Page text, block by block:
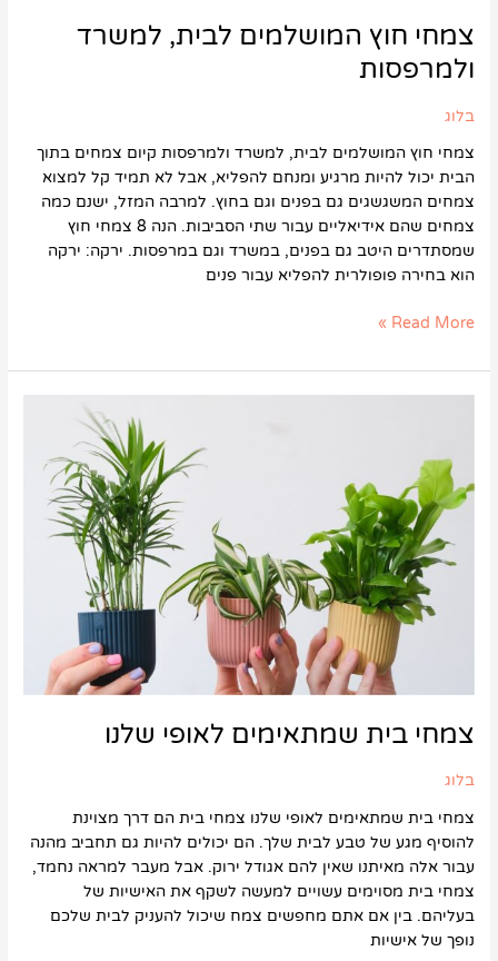
צמחי חוץ המושלמים לבית, למשרד
ולמרפסות
בלוג
צמחי חוץ המושלמים לבית, למשרד ולמרפסות קיום צמחים בתוך
הבית יכול להיות מרגיע ומנחם להפליא, אבל לא תמיד קל למצוא
צמחים המשגשגים גם בפנים וגם בחוץ. למרבה המזל, ישנם כמה
צמחים שהם אידיאליים עבור שתי הסביבות. הנה 8 צמחי חוץ
שמסתדרים היטב גם בפנים, במשרד וגם במרפסות. ירקה: ירקה
הוא בחירה פופולרית להפליא עבור פנים
Read More »
צמחי בית שמתאימים לאופי שלנו
בלוג
צמחי בית שמתאימים לאופי שלנו צמחי בית הם דרך מצוינת
להוסיף מגע של טבע לבית שלך. הם יכולים להיות גם תחביב מהנה
עבור אלה מאיתנו שאין להם אגודל ירוק. אבל מעבר למראה נחמד,
צמחי בית מסוימים עשויים למעשה לשקף את האישיות של
בעליהם. בין אם אתם מחפשים צמח שיכול להעניק לבית שלכם
נופך של אישיות
שמתאימים
לאופי
שלנו